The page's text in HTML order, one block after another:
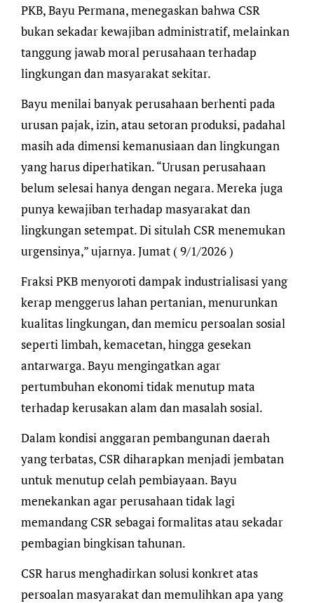
PKB, Bayu Permana, menegaskan bahwa CSR
bukan sekadar kewajiban administratif, melainkan
tanggung jawab moral perusahaan terhadap
lingkungan dan masyarakat sekitar.
Bayu menilai banyak perusahaan berhenti pada
urusan pajak, izin, atau setoran produksi, padahal
masih ada dimensi kemanusiaan dan lingkungan
yang harus diperhatikan. “Urusan perusahaan
belum selesai hanya dengan negara. Mereka juga
punya kewajiban terhadap masyarakat dan
lingkungan setempat. Di situlah CSR menemukan
urgensinya,” ujarnya. Jumat ( 9/1/2026 )
Fraksi PKB menyoroti dampak industrialisasi yang
kerap menggerus lahan pertanian, menurunkan
kualitas lingkungan, dan memicu persoalan sosial
seperti limbah, kemacetan, hingga gesekan
antarwarga. Bayu mengingatkan agar
pertumbuhan ekonomi tidak menutup mata
terhadap kerusakan alam dan masalah sosial.
Dalam kondisi anggaran pembangunan daerah
yang terbatas, CSR diharapkan menjadi jembatan
untuk menutup celah pembiayaan. Bayu
menekankan agar perusahaan tidak lagi
memandang CSR sebagai formalitas atau sekadar
pembagian bingkisan tahunan.
CSR harus menghadirkan solusi konkret atas
persoalan masyarakat dan memulihkan apa yang